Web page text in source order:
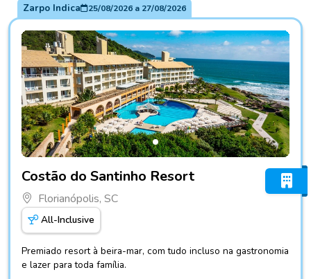
Zarpo Indica 25/08/2026a 27/08/2026
Costão do Santinho Resort
Florianópolis, SC
All-Inclusive
Premiado resort à beira-mar, com tudo incluso na gastronomia
e lazer para toda família.